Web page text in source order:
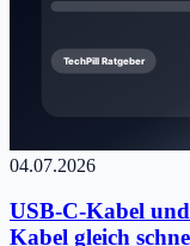
04.07.2026
USB-C-Kabel
Kabel gleich